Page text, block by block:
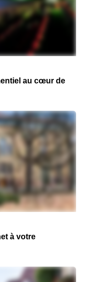
au cœur de
à votre